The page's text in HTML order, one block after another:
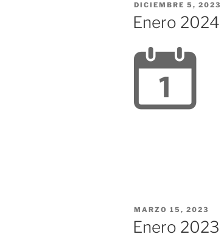
DICIEMBRE 5, 2023
Enero 2024
MARZO 15, 2023
Enero 2023